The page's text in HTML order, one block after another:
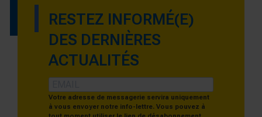
RESTEZ INFORMÉ(E)
DES DERNIÈRES
ACTUALITÉS
Votre adresse de messagerie servira uniquement
à vous envoyer notre info-lettre. Vous pouvez à